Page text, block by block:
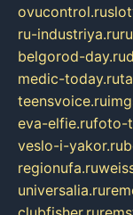
ovucontrol.ru
ru-industriya.ru
belgorod-day.ru
medic-today.ru
teensvoice.ru
eva-elfie.rufoto-
veslo-i-yakor.ru
regionufa.ru
universalia.ru